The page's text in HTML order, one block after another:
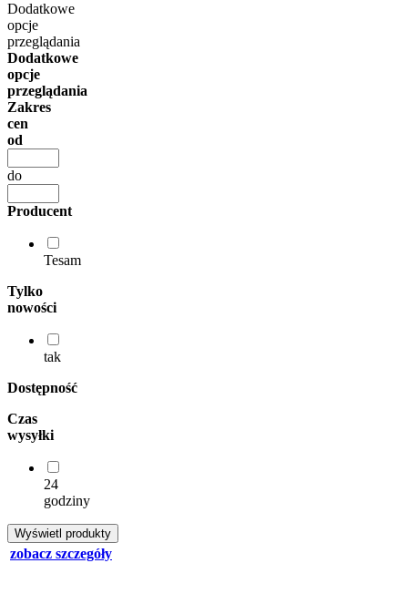
Dodatkowe
opcje
przeglądania
Dodatkowe
opcje
przeglądania
Zakres
cen
od
do
Producent
Tesam
Tylko
nowości
tak
Dostępność
Czas
wysyłki
24
godziny
zobacz szczegóły